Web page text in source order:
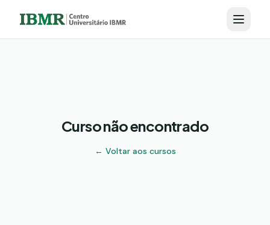
Curso não encontrado
← Voltar aos cursos